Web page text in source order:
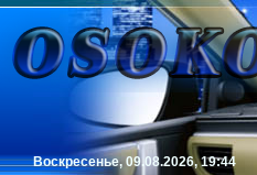
Воскресенье, 09.08.2026, 19:44